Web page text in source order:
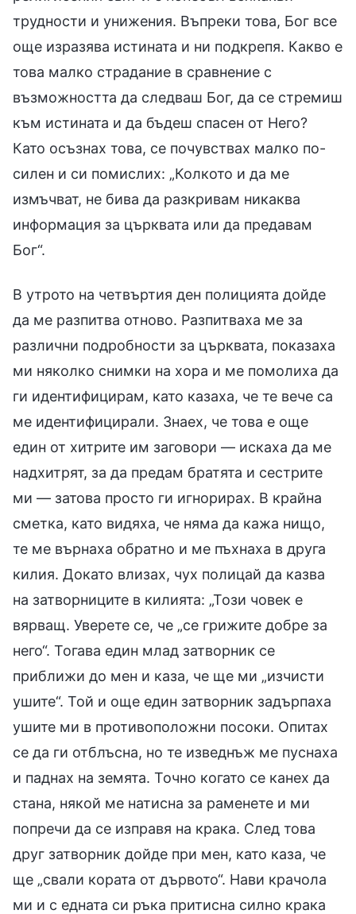
трудности и унижения. Въпреки това, Бог все
още изразява истината и ни подкрепя. Какво е
това малко страдание в сравнение с
възможността да следваш Бог, да се стремиш
към истината и да бъдеш спасен от Него?
Като осъзнах това, се почувствах малко по-
силен и си помислих: „Колкото и да ме
измъчват, не бива да разкривам никаква
информация за църквата или да предавам
Бог“.
В утрото на четвъртия ден полицията дойде
да ме разпитва отново. Разпитваха ме за
различни подробности за църквата, показаха
ми няколко снимки на хора и ме помолиха да
ги идентифицирам, като казаха, че те вече са
ме идентифицирали. Знаех, че това е още
един от хитрите им заговори — искаха да ме
надхитрят, за да предам братята и сестрите
ми — затова просто ги игнорирах. В крайна
сметка, като видяха, че няма да кажа нищо,
те ме върнаха обратно и ме пъхнаха в друга
килия. Докато влизах, чух полицай да казва
на затворниците в килията: „Този човек е
вярващ. Уверете се, че „се грижите добре за
него“. Тогава един млад затворник се
приближи до мен и каза, че ще ми „изчисти
ушите“. Той и още един затворник задърпаха
ушите ми в противоположни посоки. Опитах
се да ги отблъсна, но те изведнъж ме пуснаха
и паднах на земята. Точно когато се канех да
стана, някой ме натисна за раменете и ми
попречи да се изправя на крака. След това
друг затворник дойде при мен, като каза, че
ще „свали кората от дървото“. Нави крачола
ми и с едната си ръка притисна силно крака